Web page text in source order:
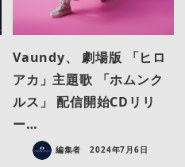
Vaundy、 劇場版 「ヒロ
アカ」主題歌 「ホムンク
ルス」 配信開始CDリリ
ー…
編集者 2024年7月6日